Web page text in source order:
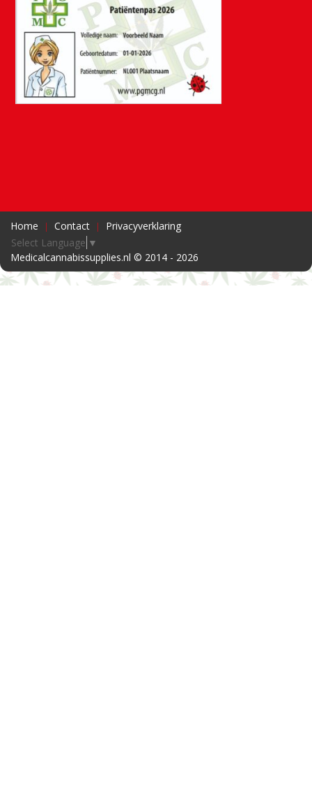
Home Contact
Privacyverklaring
Select Language ▼
Medicalcannabissupplies.nl © 2014 - 2026